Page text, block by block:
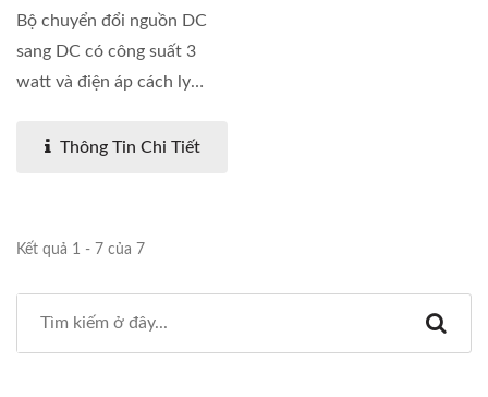
Bộ chuyển đổi nguồn DC
sang DC có công suất 3
watt và điện áp cách ly
Thông Tin Chi Tiết
Kết quả 1 - 7 của 7